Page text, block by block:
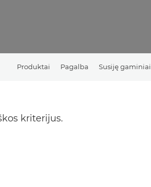
Produktai Pagalba Susiję gaminiai
kriterijus.